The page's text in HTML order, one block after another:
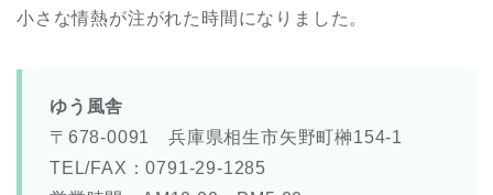
小さな情熱が注がれた時間になりました。
ゆう風舎
〒678-0091 兵庫県相生市矢野町榊154-1
TEL/FAX：0791-29-1285